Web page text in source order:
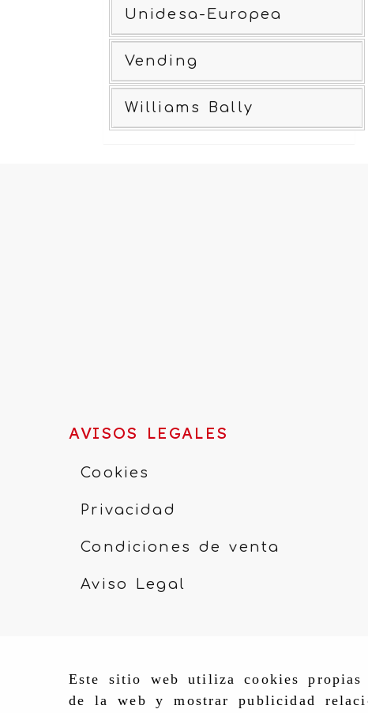
Este sitio web utiliza cookies
de la web y mostrar publicidad
Unidesa-Europea
Vending
Williams Bally
AVISOS LEGALES
Cookies
Privacidad
Condiciones de venta
Aviso Legal